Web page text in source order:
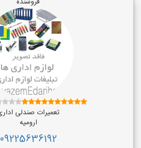
تعمیرات صندلی
ارومیه
09225636192